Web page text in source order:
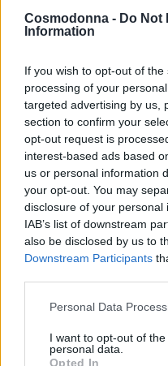
Cosmodonna - Do Not
Information
If you wish to opt-out of
processing of your
targeted advertising by us,
section to confirm your
opt-out request is
interest-based ads based
us or personal information
your opt-out. You may
disclosure of your
IAB’s list of downstream
also be disclosed by us to
Downstream Participants
Personal Data
I want to opt-out of
personal data.
Opted In
SODIUM LAURETH-12
DEHYDROACETIC ACID
(+/- Μπορεί να περιέχει) :
Ποσότητα
10gr